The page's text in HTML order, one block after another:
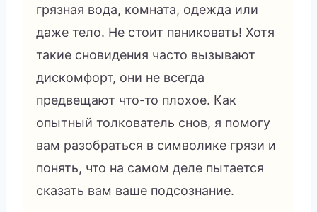
грязная вода, комната, одежда или
даже тело. Не стоит паниковать! Хотя
такие сновидения часто вызывают
дискомфорт, они не всегда
предвещают что-то плохое. Как
опытный толкователь снов, я помогу
вам разобраться в символике грязи и
понять, что на самом деле пытается
сказать вам ваше подсознание.